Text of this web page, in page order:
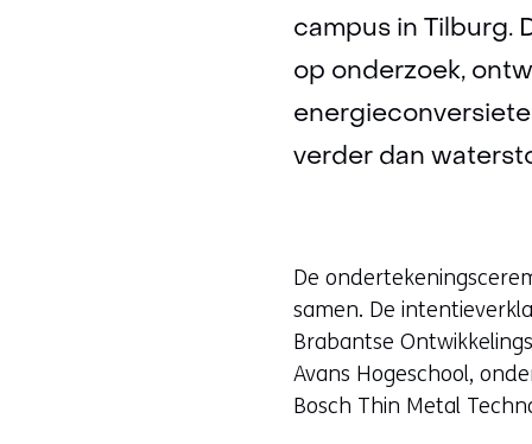
campus in Tilburg.
op onderzoek,
verder dan
De
samen. De
Brabantse
Avans Hogeschool,
Bosch Thin Metal